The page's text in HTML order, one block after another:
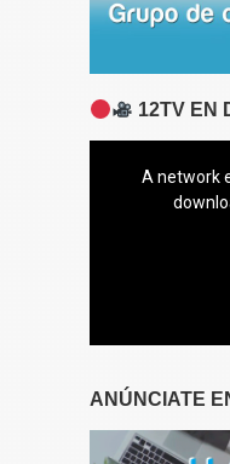
12TV EN
A network
ANÚNCIATE